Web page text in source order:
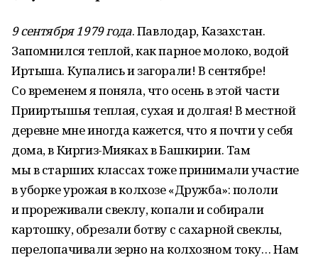
9 сентября 1979 года. Павлодар, Казахстан.
Запомнился теплой, как парное молоко, водой
Иртыша. Купались и загорали! В сентябре!
Со временем я поняла, что осень в этой части
Прииртышья теплая, сухая и долгая! В местной
деревне мне иногда кажется, что я почти у себя
дома, в Киргиз-Мияках в Башкирии. Там
мы в старших классах тоже принимали участие
в уборке урожая в колхозе «Дружба»: пололи
и прореживали свеклу, копали и собирали
картошку, обрезали ботву с сахарной свеклы,
перелопачивали зерно на колхозном току… Нам